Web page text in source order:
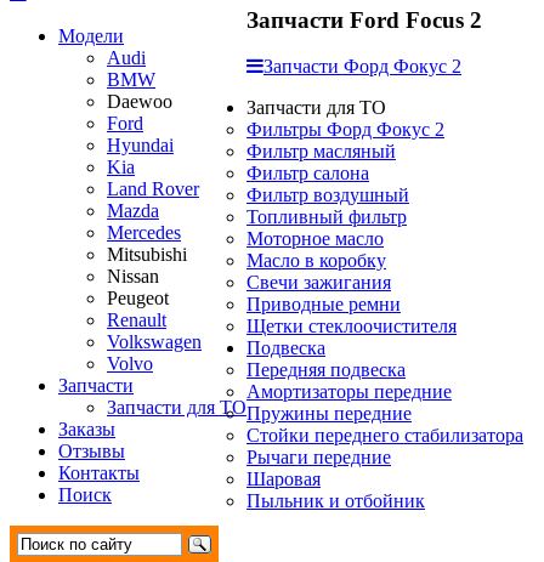
Модели
Audi
BMW
Daewoo
Ford
Hyundai
Kia
Land Rover
Mazda
Mercedes
Mitsubishi
Nissan
Peugeot
Renault
Volkswagen
Volvo
Запчасти
Запчасти для ТО
Заказы
Отзывы
Контакты
Поиск
Запчасти Ford Focus 2
Запчасти Форд Фокус 2
Запчасти для ТО
Фильтры Форд Фокус 2
Фильтр масляный
Фильтр салона
Фильтр воздушный
Топливный фильтр
Моторное масло
Масло в коробку
Свечи зажигания
Приводные ремни
Щетки стеклоочистителя
Подвеска
Передняя подвеска
Амортизаторы передние
Пружины передние
Стойки переднего стабилизатора
Рычаги передние
Шаровая
Пыльник и отбойник